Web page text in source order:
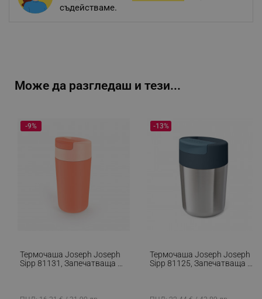
съдействаме.
Може да разгледаш и тези...
Термочаша Joseph Joseph
Sipp 81131, Запечатваща Се
-9%
Термочаша Joseph Joseph
Sipp 81125, Запечатваща Се
-13%